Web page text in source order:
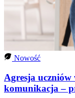
Nowość
Agresja uczniów
komunikacja –